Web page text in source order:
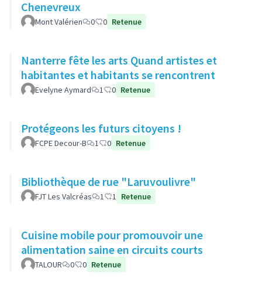
Chenevreux
Mont Valérien 0 0 Retenue
Nanterre fête les arts Quand artistes et
habitantes et habitants se rencontrent
Evelyne Aymard 1 0 Retenue
Protégeons les futurs citoyens !
FCPE Decour-B 1 0 Retenue
Bibliothèque de rue "Laruvoulivre"
FJT Les Valcréas 1 1 Retenue
Cuisine mobile pour promouvoir une
alimentation saine en circuits courts
TALOUR 0 0 Retenue